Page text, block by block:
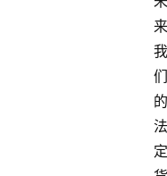
来
我
们
的
法
定